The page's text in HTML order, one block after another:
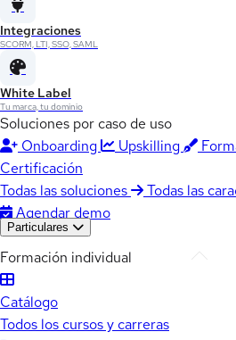
Integraciones
SCORM, LTI, SSO, SAML
White Label
Tu marca, tu dominio
Soluciones por caso de uso
Onboarding
Upskilling
Certificación
Todas las soluciones
Todas las
Agendar demo
Particulares
Formación individual
Catálogo
Todos los cursos y carreras